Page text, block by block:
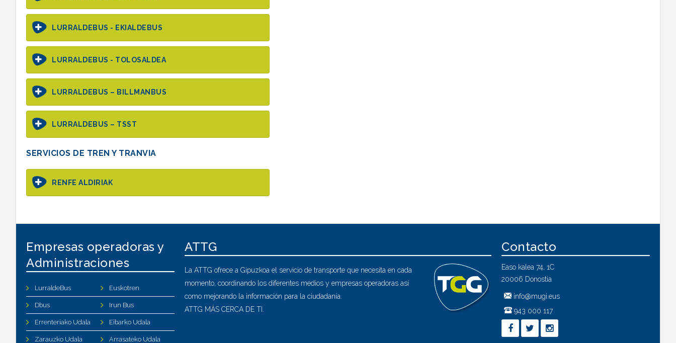
LURRALDEBUS - EKIALDEBUS
LURRALDEBUS - TOLOSALDEA
LURRALDEBUS – BILLMANBUS
LURRALDEBUS – TSST
SERVICIOS DE TREN Y TRANVIA
RENFE ALDIRIAK
Empresas operadoras y
Administraciones
LurraldeBus Euskotren
Dbus Irun Bus
Errenteriako Udala Eibarko Udala
Zarauzko Udala Arrasateko Udala
ATTG
La ATTG ofrece a Gipuzkoa el servicio de transporte que necesita en cada
momento, coordinando los diferentes medios y empresas operadoras así
como mejorando la información para la ciudadanía.
ATTG MÁS CERCA DE TI.
Contacto
Easo kalea 74, 1C
20006 Donostia
info@mugi.eus
943 000 117